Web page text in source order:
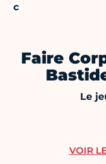
Faire
Le
VOIR